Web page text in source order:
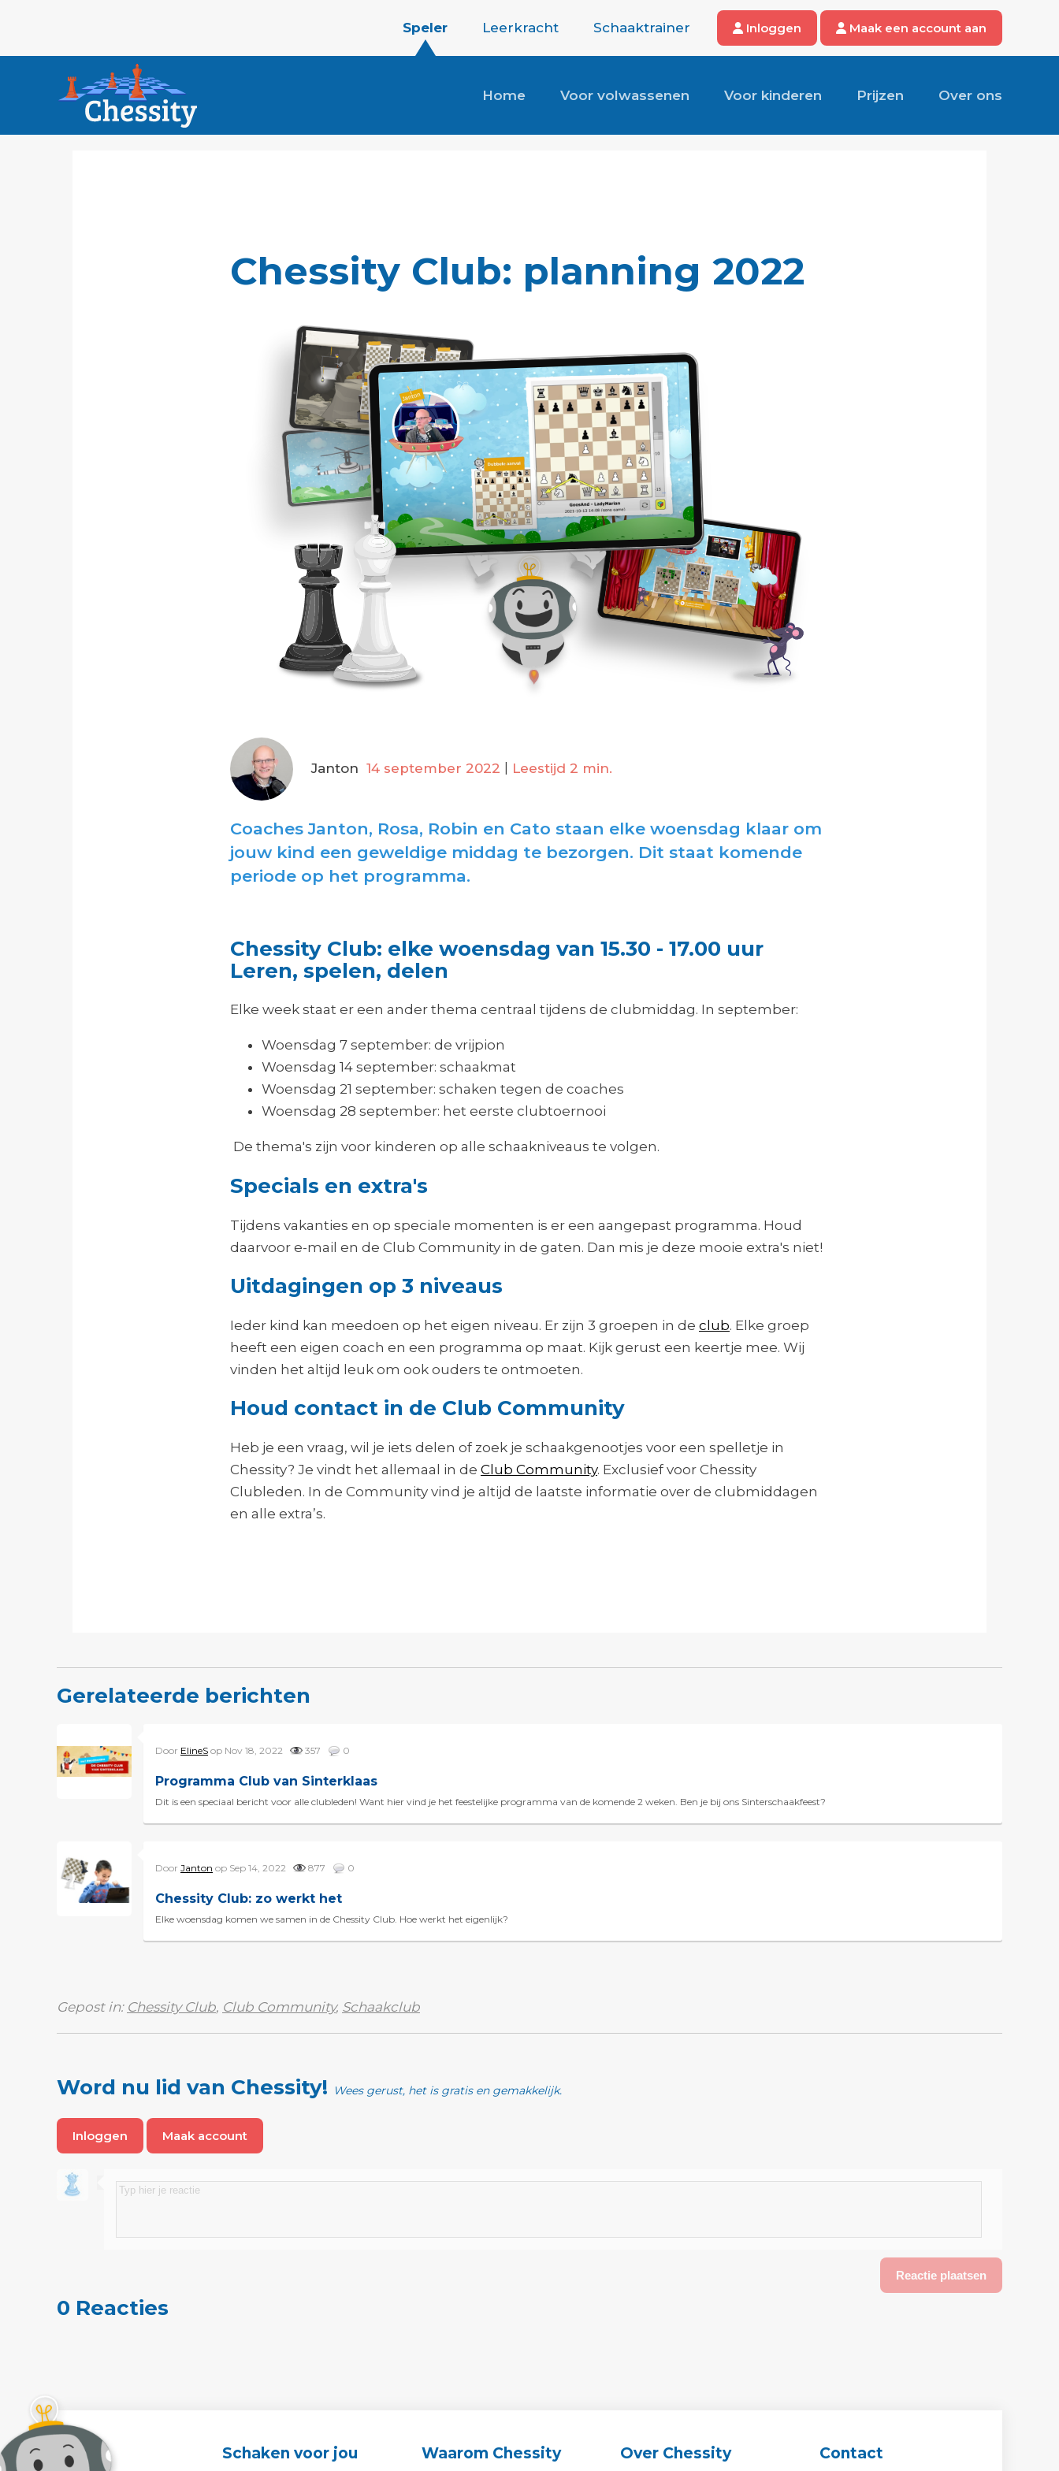
Speler Leerkracht Schaaktrainer Inloggen Maak een account aan
Home Voor volwassenen Voor kinderen Prijzen Over ons
Chessity Club: planning 2022
Janton 14 september 2022 Leestijd 2 min.
Coaches Janton, Rosa, Robin en Cato staan elke woensdag klaar om
jouw kind een geweldige middag te bezorgen. Dit staat komende
periode op het programma.
Chessity Club: elke woensdag van 15.30 - 17.00 uur
Leren, spelen, delen
Elke week staat er een ander thema centraal tijdens de clubmiddag. In september:
Woensdag 7 september: de vrijpion
Woensdag 14 september: schaakmat
Woensdag 21 september: schaken tegen de coaches
Woensdag 28 september: het eerste clubtoernooi
De thema's zijn voor kinderen op alle schaakniveaus te volgen.
Specials en extra's
Tijdens vakanties en op speciale momenten is er een aangepast programma. Houd
daarvoor e-mail en de Club Community in de gaten. Dan mis je deze mooie extra's niet!
Uitdagingen op 3 niveaus
Ieder kind kan meedoen op het eigen niveau. Er zijn 3 groepen in de club. Elke groep
heeft een eigen coach en een programma op maat. Kijk gerust een keertje mee. Wij
vinden het altijd leuk om ook ouders te ontmoeten.
Houd contact in de Club Community
Heb je een vraag, wil je iets delen of zoek je schaakgenootjes voor een spelletje in
Chessity? Je vindt het allemaal in de Club Community. Exclusief voor Chessity
Clubleden. In de Community vind je altijd de laatste informatie over de clubmiddagen
en alle extra’s.
Gerelateerde berichten
Door ElineS op Nov 18, 2022 357 0
Programma Club van Sinterklaas
Dit is een speciaal bericht voor alle clubleden! Want hier vind je het feestelijke programma van de komende 2 weken. Ben je bij ons Sinterschaakfeest?
Door Janton op Sep 14, 2022 877 0
Chessity Club: zo werkt het
Elke woensdag komen we samen in de Chessity Club. Hoe werkt het eigenlijk?
Gepost in: Chessity Club, Club Community, Schaakclub
Word nu lid van Chessity! Wees gerust, het is gratis en gemakkelijk.
Inloggen Maak account
0 Reacties
Schaken voor jou Waarom Chessity Over Chessity Contact